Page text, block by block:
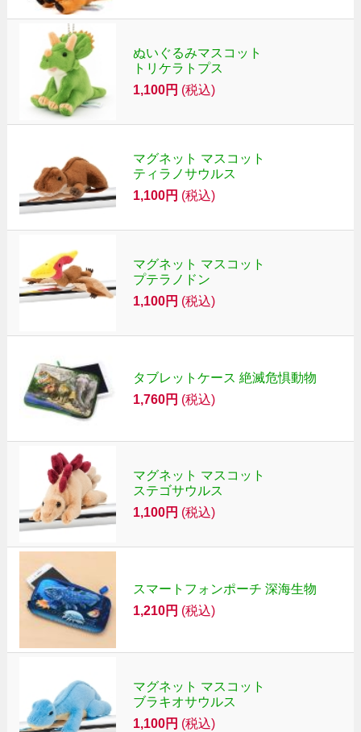
ぬいぐるみマスコット
トリケラトプス
1,100円 (税込)
マグネット マスコット
ティラノサウルス
1,100円 (税込)
マグネット マスコット
プテラノドン
1,100円 (税込)
タブレットケース 絶滅危惧動物
1,760円 (税込)
マグネット マスコット
ステゴサウルス
1,100円 (税込)
スマートフォンポーチ 深海生物
1,210円 (税込)
マグネット マスコット
ブラキオサウルス
1,100円 (税込)